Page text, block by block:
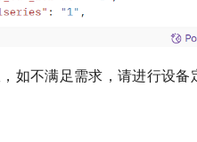
如不满足需求，请进行设